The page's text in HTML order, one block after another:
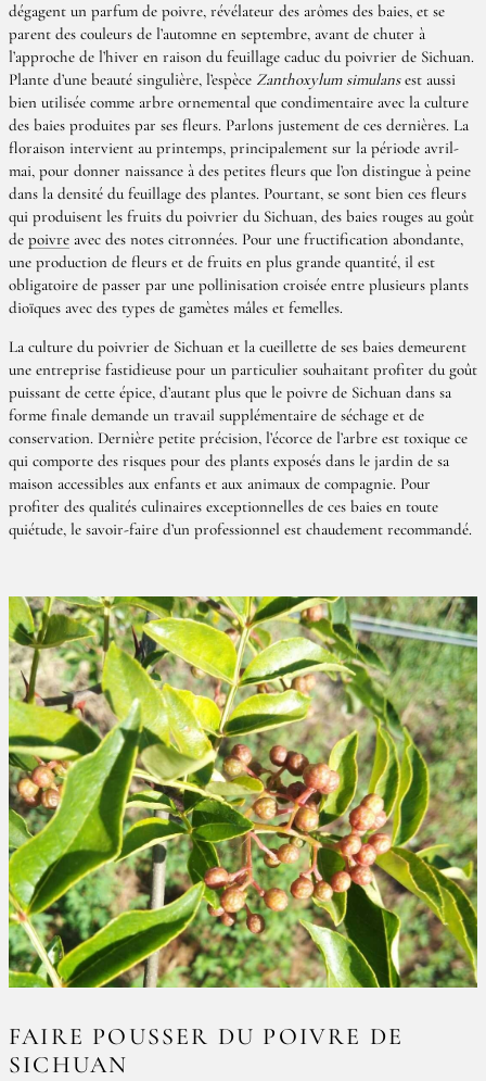
dégagent un parfum de poivre, révélateur des arômes des baies, et se
parent des couleurs de l’automne en septembre, avant de chuter à
l’approche de l’hiver en raison du feuillage caduc du poivrier de Sichuan.
Plante d’une beauté singulière, l’espèce Zanthoxylum simulansest aussi
bien utilisée comme arbre ornemental que condimentaire avec la culture
des baies produites par ses fleurs. Parlons justement de ces dernières. La
floraison intervient au printemps, principalement sur la période avril-
mai, pour donner naissance à des petites fleurs que l’on distingue à peine
dans la densité du feuillage des plantes. Pourtant, se sont bien ces fleurs
qui produisent les fruits du poivrier du Sichuan, des baies rouges au goût
de poivre avec des notes citronnées. Pour une fructification abondante,
une production de fleurs et de fruits en plus grande quantité, il est
obligatoire de passer par une pollinisation croisée entre plusieurs plants
dioïques avec des types de gamètes mâles et femelles.
La culture du poivrier de Sichuan et la cueillette de ses baies demeurent
une entreprise fastidieuse pour un particulier souhaitant profiter du goût
puissant de cette épice, d’autant plus que le poivre de Sichuan dans sa
forme finale demande un travail supplémentaire de séchage et de
conservation. Dernière petite précision, l’écorce de l’arbre est toxique ce
qui comporte des risques pour des plants exposés dans le jardin de sa
maison accessibles aux enfants et aux animaux de compagnie. Pour
profiter des qualités culinaires exceptionnelles de ces baies en toute
quiétude, le savoir-faire d’un professionnel est chaudement recommandé.
FAIRE POUSSER DU POIVRE DE
SICHUAN